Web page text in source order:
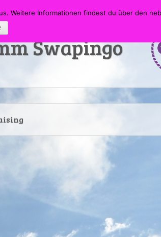
Swapingo
Weitere Informationen findest du über den